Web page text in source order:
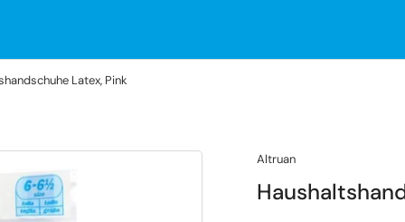
Latex, Pink
Altruan